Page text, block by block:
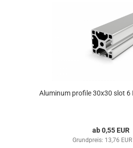
Aluminum profile 30x30 slot 6
ab 0,55 EUR
Grundpreis: 13,76